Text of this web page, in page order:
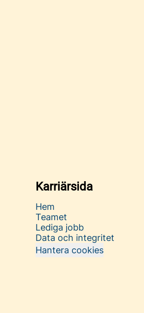
Karriärsida
Hem
Teamet
Lediga jobb
Data och integritet
Hantera cookies